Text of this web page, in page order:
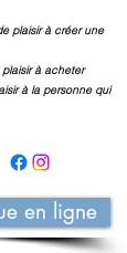
plaisir à créer une
à acheter
à la personne qui
en ligne